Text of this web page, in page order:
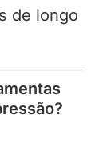
de longo